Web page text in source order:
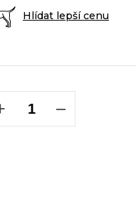
Hlídat lepší cenu
−